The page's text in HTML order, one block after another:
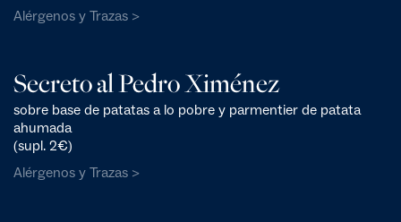
Alérgenos y Trazas >
Secreto al Pedro Ximénez
sobre base de patatas a lo pobre y parmentier de patata
ahumada
(supl. 2€)
Alérgenos y Trazas >